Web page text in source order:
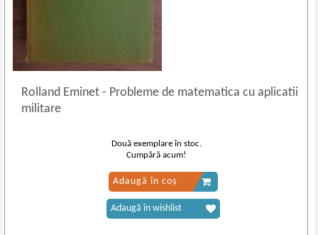
Rolland Eminet- Probleme de matematica cu aplicatii
militare
Două exemplare în stoc.
Cumpără acum!
Adaugă în coș
Adaugă în wishlist